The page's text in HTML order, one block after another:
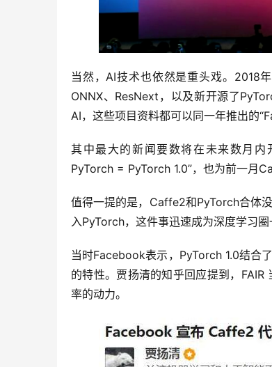
当然，AI技术也依然是重头戏。2018
ONNX、ResNext，以及新开源了
AI，这些项目资料都可以同一年推出的
其中最大的新闻要数将在未来数月
PyTorch = PyTorch 1.0”，也为前一月
值得一提的是，Caffe2和PyTorch合体
入PyTorch，这件事迅速成为深度学习圈
当时Facebook表示，PyTorch 1.0结合
的特性。贾扬清的知乎回应提到，
率的动力。